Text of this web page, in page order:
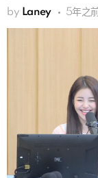
by Laney 5年之